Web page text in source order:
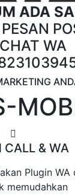
ADA
CHAT WA
CALL & WA
Plugin WA
memudahkan